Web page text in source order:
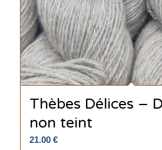
Thèbes Délices –
non teint
21.00 €